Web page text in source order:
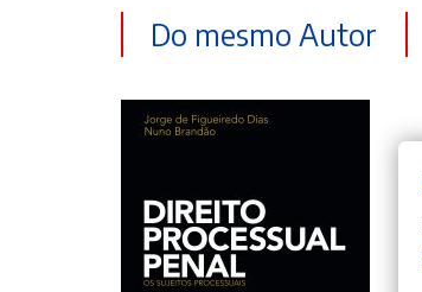
Do mesmo Autor